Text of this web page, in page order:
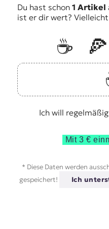
Du hast schon 1 Artikel
ist er dir wert? Vielleicht
☕️ 🍕
Ich will
Mit 3 €
* Diese Daten werden
gespeichert!
Ich